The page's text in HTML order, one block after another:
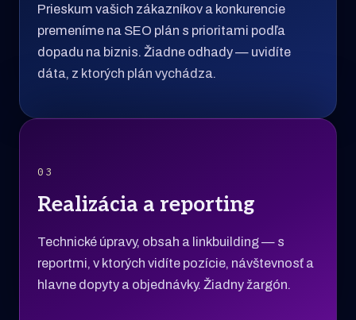
Prieskum vašich zákazníkov a konkurencie
premeníme na SEO plán s prioritami podľa
dopadu na biznis. Žiadne odhady — uvidíte
dáta, z ktorých plán vychádza.
03
Realizácia a reporting
Technické úpravy, obsah a linkbuilding — s
reportmi, v ktorých vidíte pozície, návštevnosť a
hlavne dopyty a objednávky. Žiadny žargón.